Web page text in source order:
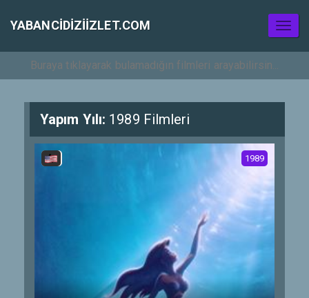
YABANCIDIZIIZLET.COM
Yapım Yılı: 1989 Filmleri
1989